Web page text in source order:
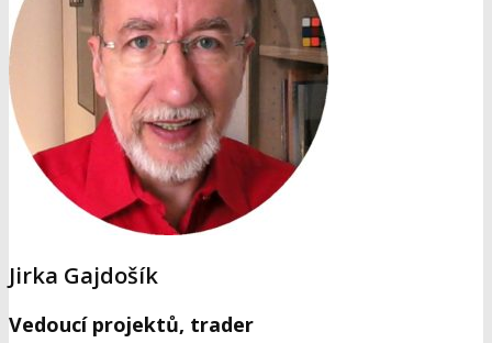
Jirka Gajdošík
Vedoucí projektů, trader